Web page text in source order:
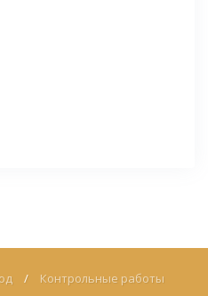
/ Контрольные работы